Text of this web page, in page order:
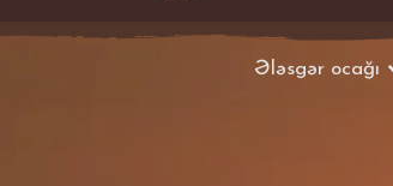
Ələsgər ocağı